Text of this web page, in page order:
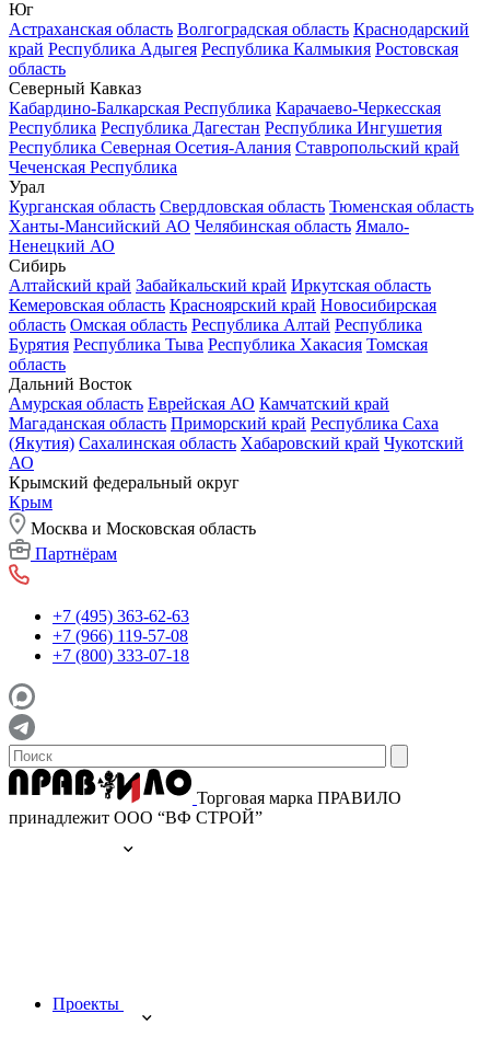
Юг
Астраханская область Волгоградская область Краснодарский
край Республика Адыгея Республика Калмыкия Ростовская
область
Северный Кавказ
Кабардино-Балкарская Республика Карачаево-Черкесская
Республика Республика Дагестан Республика Ингушетия
Республика Северная Осетия-Алания Ставропольский край
Чеченская Республика
Урал
Курганская область Свердловская область Тюменская область
Ханты-Мансийский АО Челябинская область Ямало-
Ненецкий АО
Сибирь
Алтайский край Забайкальский край Иркутская область
Кемеровская область Красноярский край Новосибирская
область Омская область Республика Алтай Республика
Бурятия Республика Тыва Республика Хакасия Томская
область
Дальний Восток
Амурская область Еврейская АО Камчатский край
Магаданская область Приморский край Республика Саха
(Якутия) Сахалинская область Хабаровский край Чукотский
АО
Крымский федеральный округ
Крым
Москва и Московская область
Партнёрам
+7 (495) 363-62-63
+7 (966) 119-57-08
+7 (800) 333-07-18
Торговая марка ПРАВИЛО
принадлежит ООО “ВФ СТРОЙ”
Проекты